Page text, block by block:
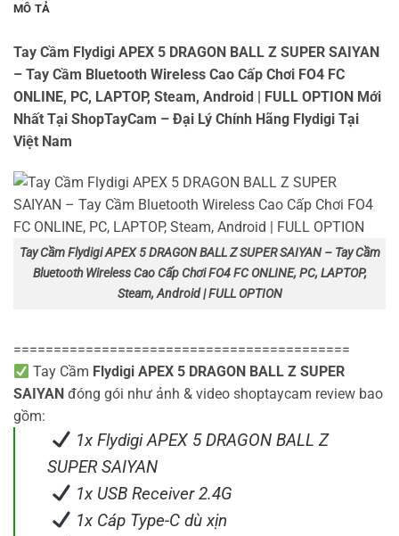
MÔ TẢ
Tay Cầm Flydigi APEX 5 DRAGON BALL Z SUPER SAIYAN
– Tay Cầm Bluetooth Wireless Cao Cấp Chơi FO4 FC
ONLINE, PC, LAPTOP, Steam, Android | FULL OPTION Mới
Nhất Tại ShopTayCam – Đại Lý Chính Hãng Flydigi Tại
Việt Nam
Tay Cầm Flydigi APEX 5 DRAGON BALL Z SUPER SAIYAN – Tay Cầm
Bluetooth Wireless Cao Cấp Chơi FO4 FC ONLINE, PC, LAPTOP,
Steam, Android | FULL OPTION
==========================================
Tay Cầm Flydigi APEX 5 DRAGON BALL Z SUPER
SAIYAN đóng gói như ảnh & video shoptaycam review bao
gồm:
1x Flydigi APEX 5 DRAGON BALL Z
SUPER SAIYAN
1x USB Receiver 2.4G
1x Cáp Type-C dù xịn